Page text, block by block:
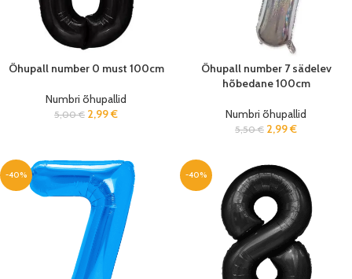
Õhupall number 0 must 100cm
Numbri õhupallid
5,00€ 2,99€
Õhupall number 7 sädelev
hõbedane 100cm
Numbri õhupallid
5,50€ 2,99€
-40% -40%